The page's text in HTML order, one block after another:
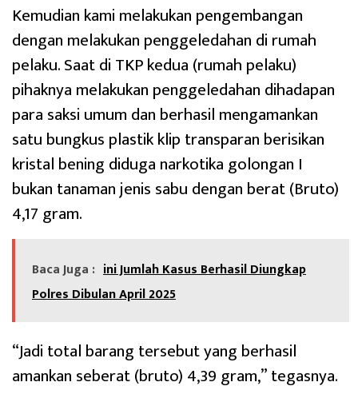
Kemudian kami melakukan pengembangan
dengan melakukan penggeledahan di rumah
pelaku. Saat di TKP kedua (rumah pelaku)
pihaknya melakukan penggeledahan dihadapan
para saksi umum dan berhasil mengamankan
satu bungkus plastik klip transparan berisikan
kristal bening diduga narkotika golongan I
bukan tanaman jenis sabu dengan berat (Bruto)
4,17 gram.
Baca Juga : ‎ini Jumlah Kasus Berhasil Diungkap
Polres Dibulan April 2025
“Jadi total barang tersebut yang berhasil
amankan seberat (bruto) 4,39 gram,” tegasnya.